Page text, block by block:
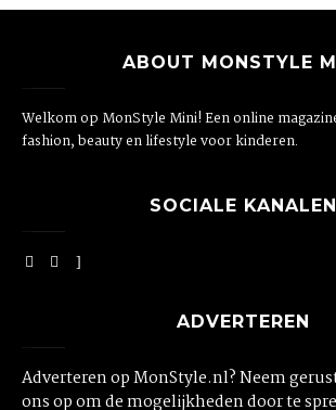
ABOUT MONSTYLE
Welkom op MonStyle Mini! Een online
fashion, beauty en lifestyle voor kinderen.
SOCIALE KANALEN
ADVERTEREN
Adverteren op MonStyle.nl? Neem
ons op om de mogelijkheden door te